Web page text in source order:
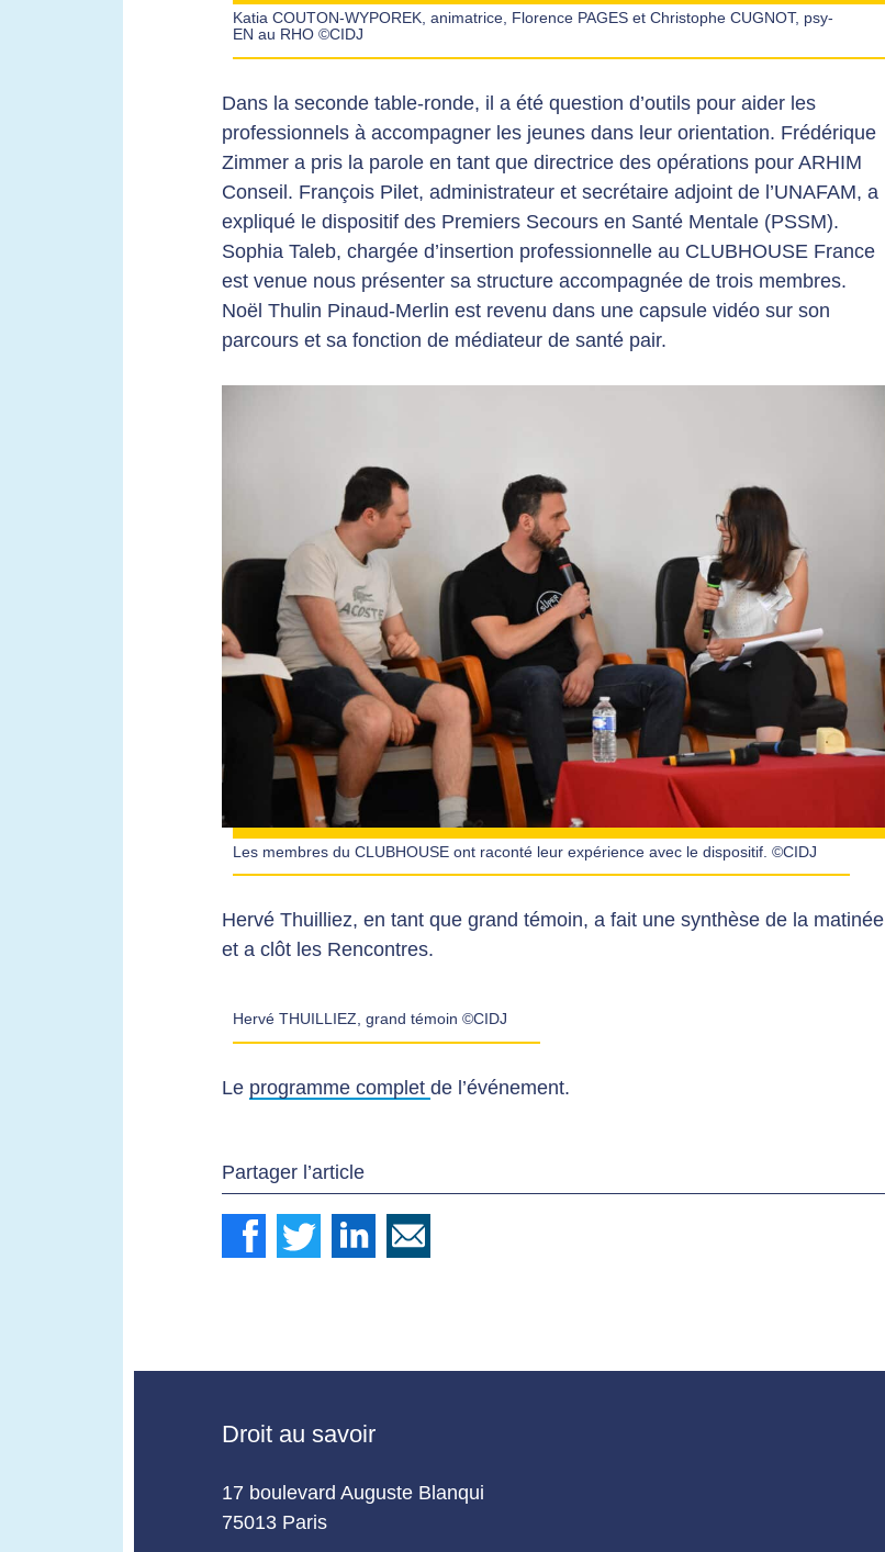
Katia COUTON-WYPOREK, animatrice, Florence PAGES et Christophe CUGNOT, psy-
EN au RHO ©CIDJ
Dans la seconde table-ronde, il a été question d’outils pour aider les
professionnels à accompagner les jeunes dans leur orientation. Frédérique
Zimmer a pris la parole en tant que directrice des opérations pour ARHIM
Conseil. François Pilet, administrateur et secrétaire adjoint de l’UNAFAM, a
expliqué le dispositif des Premiers Secours en Santé Mentale (PSSM).
Sophia Taleb, chargée d’insertion professionnelle au CLUBHOUSE France
est venue nous présenter sa structure accompagnée de trois membres.
Noël Thulin Pinaud-Merlin est revenu dans une capsule vidéo sur son
parcours et sa fonction de médiateur de santé pair.
Les membres du CLUBHOUSE ont raconté leur expérience avec le dispositif. ©CIDJ
Hervé Thuilliez, en tant que grand témoin, a fait une synthèse de la matinée
et a clôt les Rencontres.
Hervé THUILLIEZ, grand témoin ©CIDJ
Le programme complet de l’événement.
Partager l’article
Droit au savoir
17 boulevard Auguste Blanqui
75013 Paris